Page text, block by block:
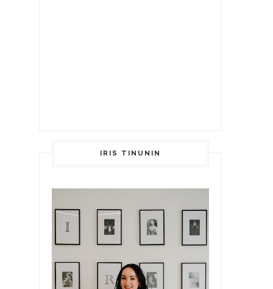
IRIS TINUNIN